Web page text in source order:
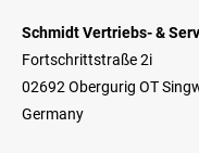
Schmidt Vertriebs- &
Fortschrittstraße 2i
02692 Obergurig OT
Germany